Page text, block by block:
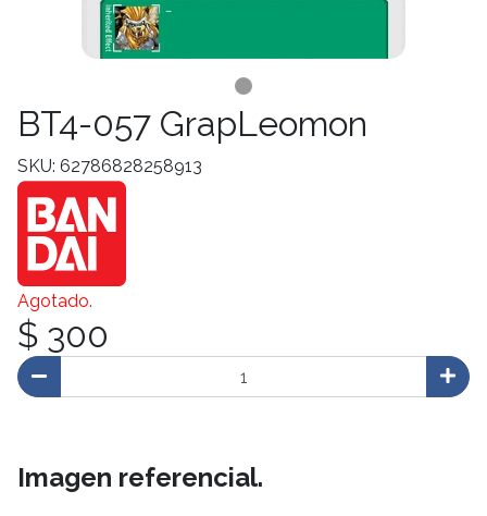
BT4-057 GrapLeomon
SKU: 62786828258913
Agotado.
$ 300
Imagen referencial.